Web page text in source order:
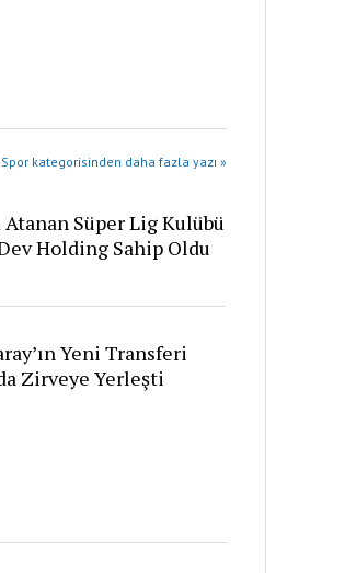
Spor kategorisinden daha fazla yazı »
Süper Lig Kulübü
Holding Sahip Oldu
Yeni Transferi
Zirveye Yerleşti